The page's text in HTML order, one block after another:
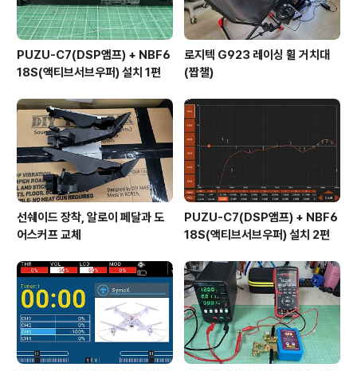
PUZU-C7(DSP앰프) + NBF6
18S(액티브서브우퍼) 설치 1편
로지텍 G923 레이싱 휠 거치대
(짭챌)
선쉐이드 장착, 알로이 페달과 도
어스커프 교체
PUZU-C7(DSP앰프) + NBF6
18S(액티브서브우퍼) 설치 2편